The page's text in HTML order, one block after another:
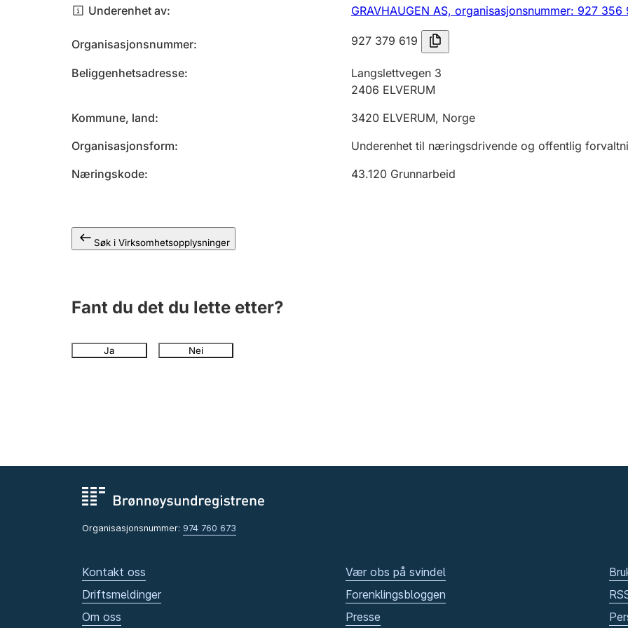
Underenhet av GRAVHAUGEN AS, organisasjonsnummer: 927 356
Organisasjonsnummer 927 379 619
Beliggenhetsadresse
Langslettvegen 3
2406 ELVERUM
Kommune, land
3420 ELVERUM, Norge
Organisasjonsform
Underenhet til næringsdrivende og offentlig
Næringskode
43.120 Grunnarbeid
Søk i Virksomhetsopplysninger
Fant du det du lette etter?
Ja Nei
Organisasjonsnummer: 974 760 673
Kontakt oss
Driftsmeldinger
Om oss
Vær obs på svindel
Forenklingsbloggen
Presse